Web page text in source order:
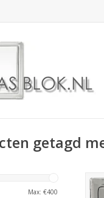
getagd
Max: €400